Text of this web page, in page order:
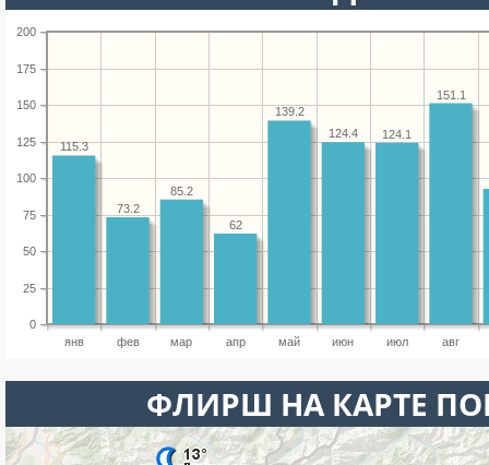
янв фев мар апр май июн июл авг
0
25
50
75
100
125
150
175
200
151.1
124.1
124.4
139.2
62
85.2
73.2
115.3
ФЛИРШ НА КАРТЕ